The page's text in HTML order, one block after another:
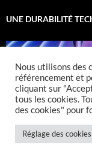
UNE DURABILITÉ
Nous utilisons des
référencement et
cliquant sur
tous les cookies.
des cookies" pour
Réglage des cookies